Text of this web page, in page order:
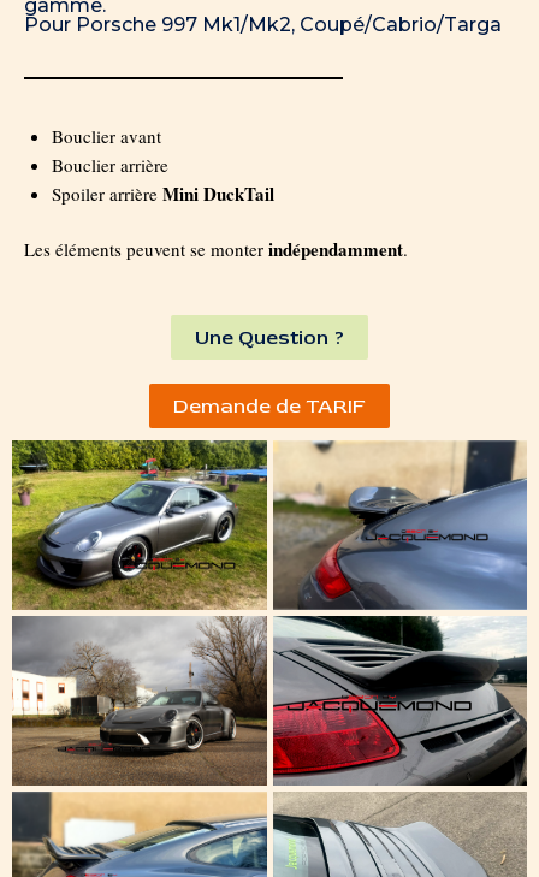
gamme.
Pour Porsche 997 Mk1/Mk2, Coupé/Cabrio/Targa
Bouclier avant
Bouclier arrière
Spoiler arrière Mini DuckTail
Les éléments peuvent se monter indépendamment.
Une Question ?
Demande de TARIF